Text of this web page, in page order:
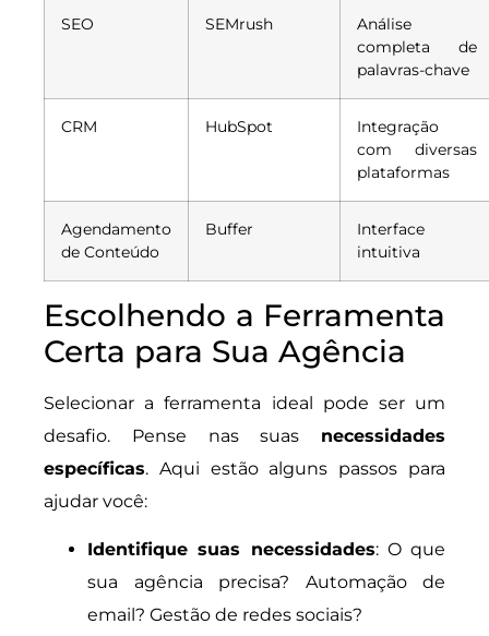
SEO SEMrush
Análise
completa de
palavras-chave
CRM HubSpot
Integração
com diversas
plataformas
Agendamento
de Conteúdo
Buffer
Interface
intuitiva
Escolhendo a Ferramenta
Certa para Sua Agência
Selecionar a ferramenta ideal pode ser um
desafio. Pense nas suas necessidades
específicas. Aqui estão alguns passos para
ajudar você:
Identifique suas necessidades: O que
sua agência precisa? Automação de
email? Gestão de redes sociais?